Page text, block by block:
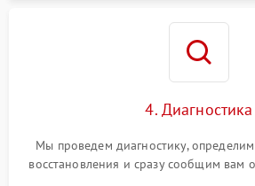
4. Диагностика
Мы проведем диагностику,
восстановления и сразу сообщим вам